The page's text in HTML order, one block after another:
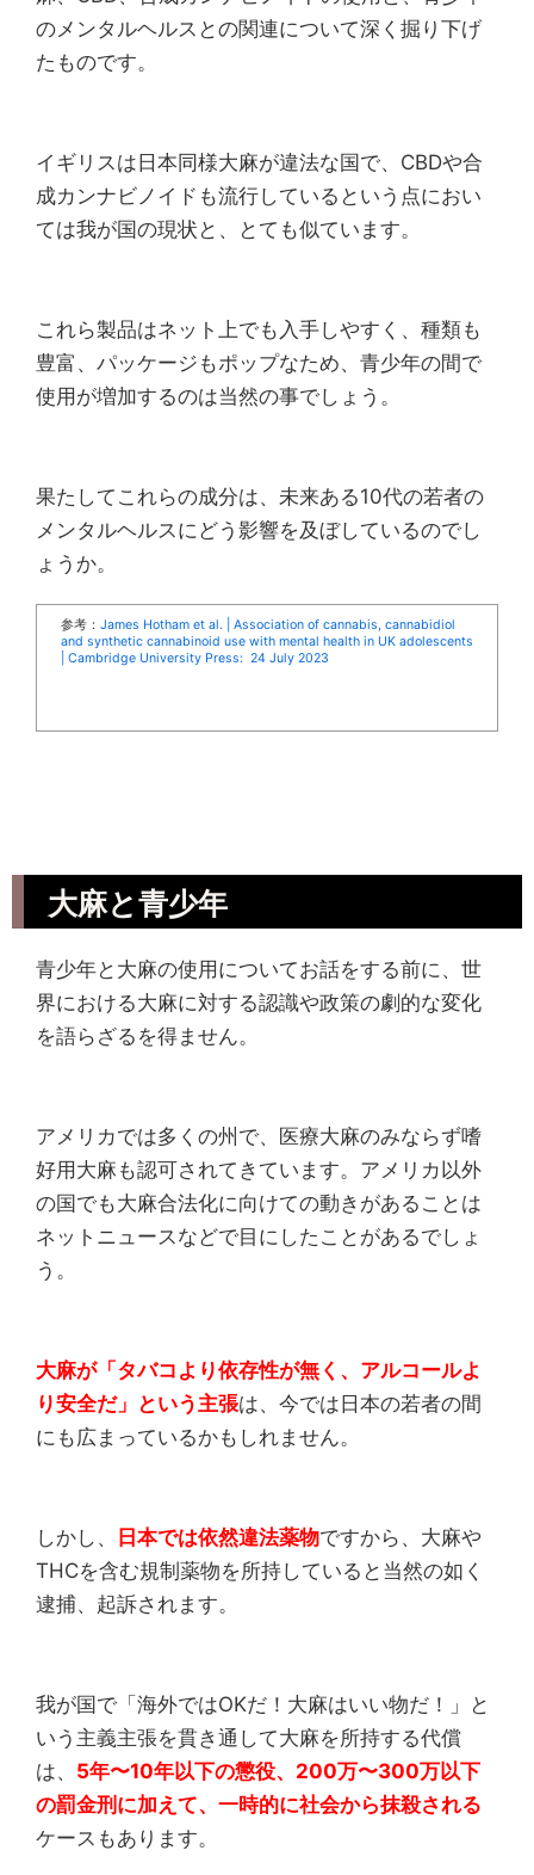
のメンタルヘルスとの関連について深く掘り下げ
たものです。
イギリスは日本同様大麻が違法な国で、CBDや合
成カンナビノイドも流行しているという点におい
ては我が国の現状と、とても似ています。
これら製品はネット上でも入手しやすく、種類も
豊富、パッケージもポップなため、青少年の間で
使用が増加するのは当然の事でしょう。
果たしてこれらの成分は、未来ある10代の若者の
メンタルヘルスにどう影響を及ぼしているのでし
ょうか。
参考： James Hotham et al. | Association of cannabis, cannabidiol
and synthetic cannabinoid use with mental health in UK adolescents
| Cambridge University Press: 24 July 2023
大麻と青少年
青少年と大麻の使用についてお話をする前に、世
界における大麻に対する認識や政策の劇的な変化
を語らざるを得ません。
アメリカでは多くの州で、医療大麻のみならず嗜
好用大麻も認可されてきています。アメリカ以外
の国でも大麻合法化に向けての動きがあることは
ネットニュースなどで目にしたことがあるでしょ
う。
大麻が「タバコより依存性が無く、アルコールよ
り安全だ」という主張は、今では日本の若者の間
にも広まっているかもしれません。
しかし、 日本では依然違法薬物ですから、大麻や
THCを含む規制薬物を所持していると当然の如く
逮捕、起訴されます。
我が国で「海外ではOKだ！大麻はいい物だ！」と
いう主義主張を貫き通して大麻を所持する代償
は、 5年〜10年以下の懲役、200万〜300万以下
の罰金刑に加えて、一時的に社会から抹殺される
ケースもあります。